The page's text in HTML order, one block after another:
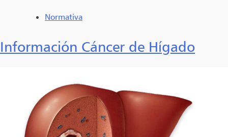
Normativa
Información Cáncer de Hígado